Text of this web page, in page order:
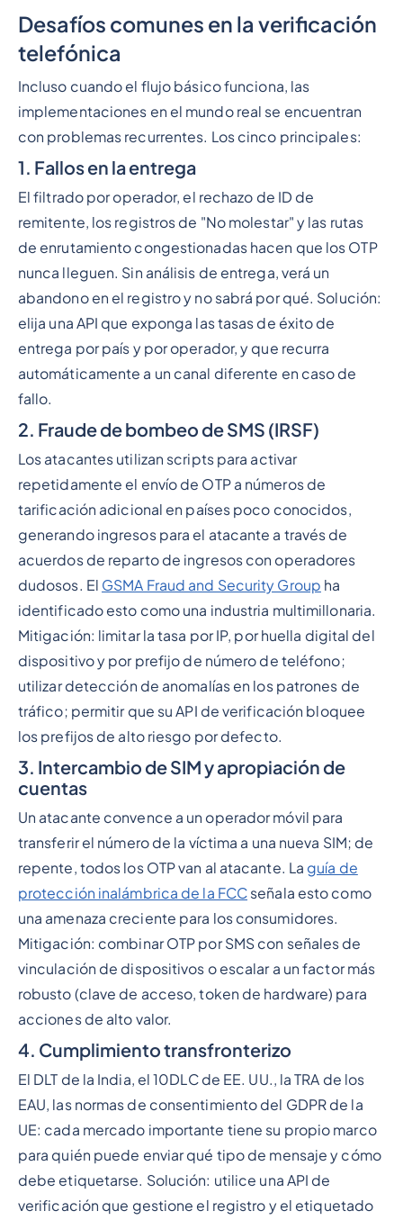
Desafíos comunes en la verificación
telefónica
Incluso cuando el flujo básico funciona, las
implementaciones en el mundo real se encuentran
con problemas recurrentes. Los cinco principales:
1. Fallos en la entrega
El filtrado por operador, el rechazo de ID de
remitente, los registros de "No molestar" y las rutas
de enrutamiento congestionadas hacen que los OTP
nunca lleguen. Sin análisis de entrega, verá un
abandono en el registro y no sabrá por qué. Solución:
elija una API que exponga las tasas de éxito de
entrega por país y por operador, y que recurra
automáticamente a un canal diferente en caso de
fallo.
2. Fraude de bombeo de SMS (IRSF)
Los atacantes utilizan scripts para activar
repetidamente el envío de OTP a números de
tarificación adicional en países poco conocidos,
generando ingresos para el atacante a través de
acuerdos de reparto de ingresos con operadores
dudosos. El GSMA Fraud and Security Group ha
identificado esto como una industria multimillonaria.
Mitigación: limitar la tasa por IP, por huella digital del
dispositivo y por prefijo de número de teléfono;
utilizar detección de anomalías en los patrones de
tráfico; permitir que su API de verificación bloquee
los prefijos de alto riesgo por defecto.
3. Intercambio de SIM y apropiación de
cuentas
Un atacante convence a un operador móvil para
transferir el número de la víctima a una nueva SIM; de
repente, todos los OTP van al atacante. La guía de
protección inalámbrica de la FCC señala esto como
una amenaza creciente para los consumidores.
Mitigación: combinar OTP por SMS con señales de
vinculación de dispositivos o escalar a un factor más
robusto (clave de acceso, token de hardware) para
acciones de alto valor.
4. Cumplimiento transfronterizo
El DLT de la India, el 10DLC de EE. UU., la TRA de los
EAU, las normas de consentimiento del GDPR de la
UE: cada mercado importante tiene su propio marco
para quién puede enviar qué tipo de mensaje y cómo
debe etiquetarse. Solución: utilice una API de
verificación que gestione el registro y el etiquetado